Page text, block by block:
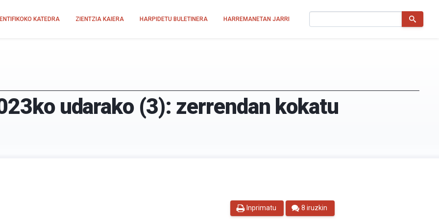
KATEDRA ZIENTZIA KAIERA HARPIDETU BULETINERA HARREMANETAN JARRI
udarako (3): zerrendan kokatu
Inprimatu 8 iruzkin